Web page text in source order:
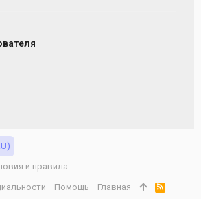
и правила
Помощь Главная
R
S